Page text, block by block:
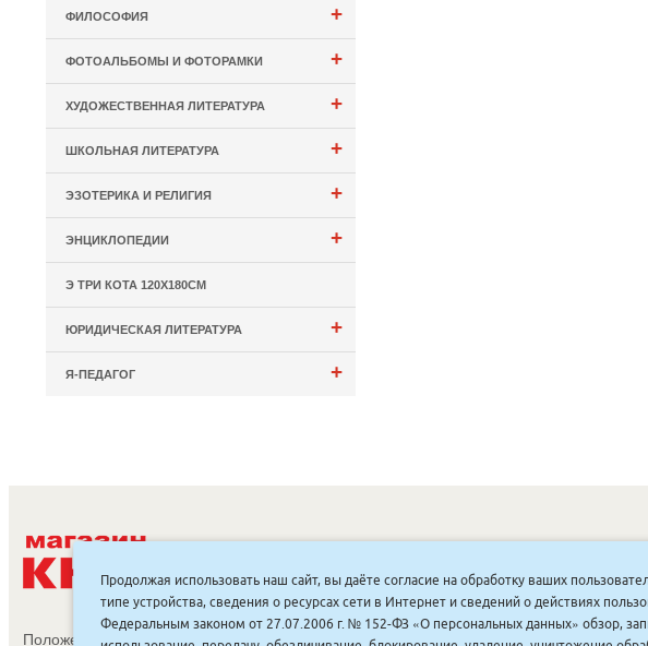
+
ФИЛОСОФИЯ
+
ФОТОАЛЬБОМЫ И ФОТОРАМКИ
+
ХУДОЖЕСТВЕННАЯ ЛИТЕРАТУРА
+
ШКОЛЬНАЯ ЛИТЕРАТУРА
+
ЭЗОТЕРИКА И РЕЛИГИЯ
+
ЭНЦИКЛОПЕДИИ
Э ТРИ КОТА 120Х180СМ
+
ЮРИДИЧЕСКАЯ ЛИТЕРАТУРА
+
Я-ПЕДАГОГ
Положение об обработке и защите персональных данных
ДИСКОНТНАЙ
Продолжая использовать наш сайт, вы даёте согласие на обработку ваших
типе устройства, сведения о ресурсах сети в Интернет и сведений о действиях
Федеральным законом от 27.07.2006 г. № 152-ФЗ «О персональных данных» обзор,